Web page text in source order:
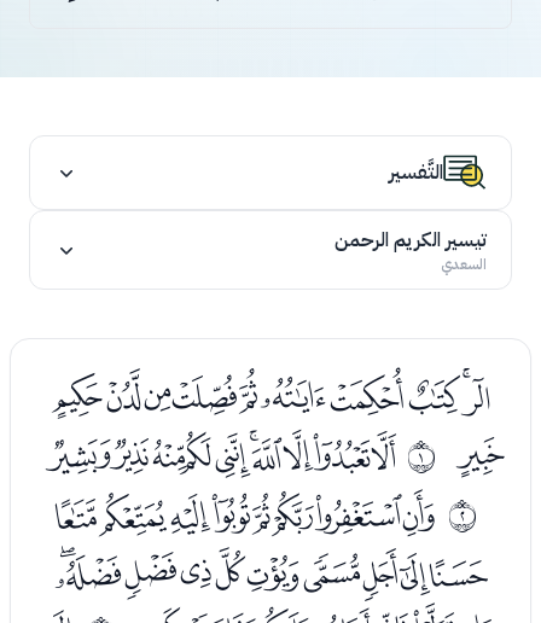
التَّفسير
تيسير الكريم الرحمن
السعدي
ﮔﮕﮖﮗﮘﮙﮚﮛﮜﮝ
ﮞ ﰀﮠﮡﮢﮣﮤﮥﮦﮧﮨﮩ
ﰁ ﮫﮬﮭﮮﮯﮰﮱﯓ
ﯔﯕﯖﯗﯘﯙﯚﯛﯜﯝ